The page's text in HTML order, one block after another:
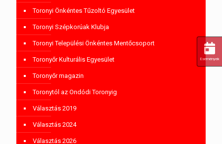
Toronyi Önkéntes Tűzoltó Egyesület
Toronyi Szépkorúak Klubja
Toronyi Települési Önkéntes Mentőcsoport
Toronyőr Kulturális Egyesület
Toronyőr magazin
Toronytól az Ondódi Toronyig
Választás 2019
Választás 2024
Választás 2026
Események